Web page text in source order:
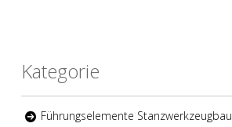
Kategorie
Führungselemente Stanzwerkzeugbau